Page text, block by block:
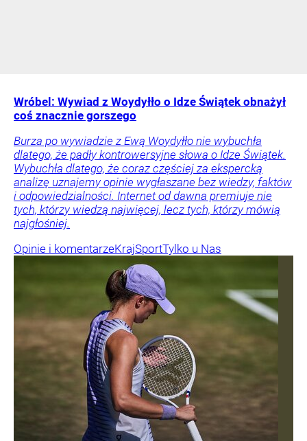
Wróbel: Wywiad z Woydyłło o Idze Świątek obnażył
coś znacznie gorszego
Burza po wywiadzie z Ewą Woydyłło nie wybuchła
dlatego, że padły kontrowersyjne słowa o Idze Świątek.
Wybuchła dlatego, że coraz częściej za ekspercką
analizę uznajemy opinie wygłaszane bez wiedzy, faktów
i odpowiedzialności. Internet od dawna premiuje nie
tych, którzy wiedzą najwięcej, lecz tych, którzy mówią
najgłośniej.
Opinie i komentarzeKrajSportTylko u Nas